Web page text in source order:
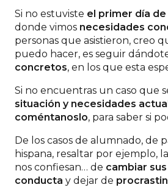
Si no estuviste el primer día
donde vimos necesidades
personas que asistieron, creo
puedo hacer, es seguir
concretos, en los que esta
Si no encuentras un caso que
situación y necesidades
coméntanoslo, para saber si
De los casos de alumnado, de
hispana, resaltar por ejemplo,
nos confiesan… de cambiar
conducta y dejar de